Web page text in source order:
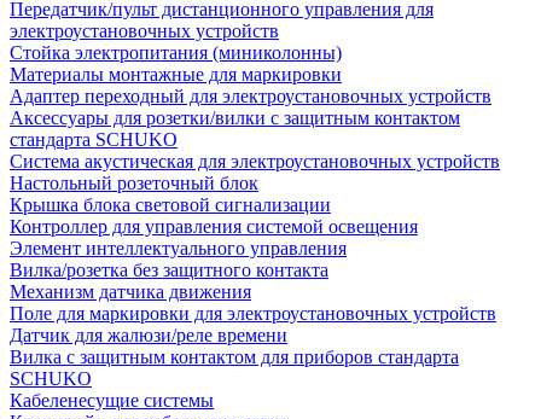
Передатчик/пульт дистанционного управления для
электроустановочных устройств
Стойка электропитания (миниколонны)
Материалы монтажные для маркировки
Адаптер переходный для электроустановочных устройств
Аксессуары для розетки/вилки с защитным контактом
стандарта SCHUKO
Система акустическая для электроустановочных устройств
Настольный розеточный блок
Крышка блока световой сигнализации
Контроллер для управления системой освещения
Элемент интеллектуального управления
Вилка/розетка без защитного контакта
Механизм датчика движения
Поле для маркировки для электроустановочных устройств
Датчик для жалюзи/реле времени
Вилка с защитным контактом для приборов стандарта
SCHUKO
Кабеленесущие системы